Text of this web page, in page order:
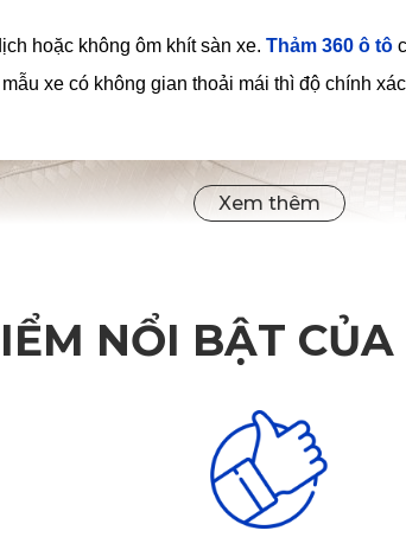
hoặc không ôm khít sàn xe. Thảm 360 ô tô
xe có không gian thoải mái thì độ chính
NỔI BẬT